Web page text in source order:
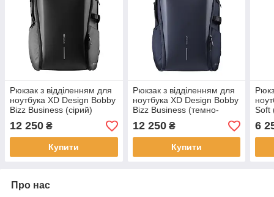
Рюкзак з відділенням для
ноутбука XD Design Bobby
Bizz Business (сірий)
12 250 ₴
Купити
Рюкзак з відділенням для
ноутбука XD Design Bobby
Bizz Business (темно-
синій)
12 250₴
Купити
Soft
6
Про нас